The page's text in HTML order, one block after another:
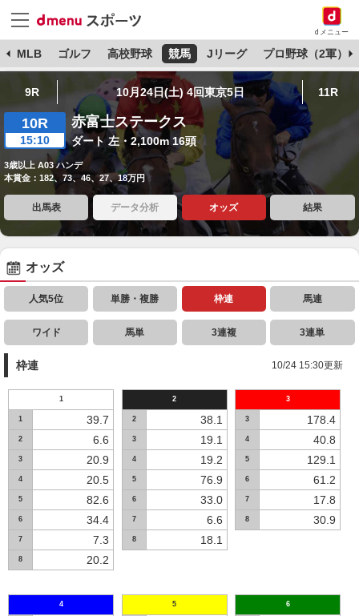
dメニュー
MLB ゴルフ 高校野球 競馬 Jリーグ プロ野球（2軍）
9R 10月24日(土) 4回東京5日 11R
10R
15:10
赤富士ステークス
ダート 左・2,100m 16頭
3歳以上 A03 ハンデ
本賞金：182、73、46、27、18万円
出馬表 データ分析 オッズ 結果
オッズ
人気5位 単勝・複勝 枠連 馬連
ワイド 馬単 3連複 3連単
枠連 10/24 15:30更新
1
1 39.7
2 6.6
3 20.9
4 20.5
5 82.6
6 34.4
7 7.3
8 20.2
2
2 38.1
3 19.1
4 19.2
5 76.9
6 33.0
7 6.6
8 18.1
3
3 178.4
4 40.8
5 129.1
6 61.2
7 17.8
8 30.9
4 5 6